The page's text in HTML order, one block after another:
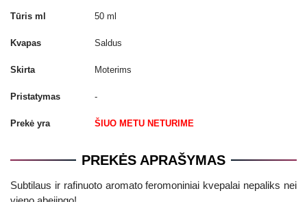
Tūris ml 50 ml
Kvapas Saldus
Skirta Moterims
Pristatymas -
Prekė yra ŠIUO METU NETURIME
PREKĖS APRAŠYMAS
Subtilaus ir rafinuoto aromato feromoniniai kvepalai nepaliks nei